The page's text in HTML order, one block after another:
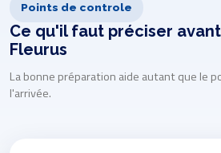
Points de controle
Ce qu'il faut préciser
Fleurus
La bonne préparation aide autant que le
l'arrivée.